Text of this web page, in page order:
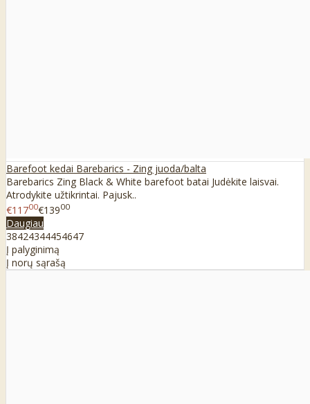
Barefoot kedai Barebarics - Zing juoda/balta
Barebarics Zing Black & White barefoot batai Judėkite laisvai.
Atrodykite užtikrintai. Pajusk..
€11700€13900
Daugiau
38424344454647
Į palyginimą
Į norų sąrašą